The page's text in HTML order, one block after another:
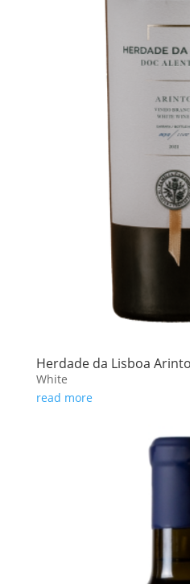
Herdade da Lisboa Arinto
White
read more